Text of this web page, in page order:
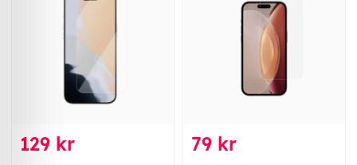
129 kr 79 kr